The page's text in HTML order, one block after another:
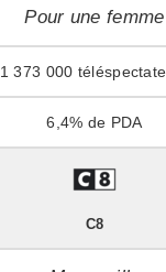
Pour une femme
1 373 000
6,4%
C8